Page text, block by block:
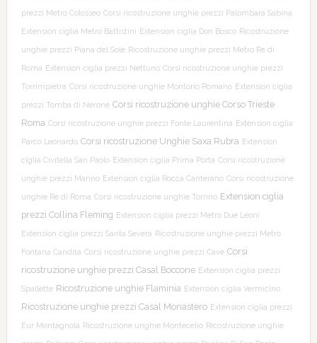
prezzi Metro Colosseo Corsi ricostruzione unghie prezzi Palombara Sabina
Extension ciglia Metro Battistini Extension ciglia Don Bosco Ricostruzione
unghie prezzi Piana del Sole Ricostruzione unghie prezzi Metro Re di
Roma Extension ciglia prezzi Nettuno Corsi ricostruzione unghie prezzi
Torrimpietra Corsi ricostruzione unghie Montorio Romano Extension ciglia
prezzi Tomba di Nerone Corsi ricostruzione unghie Corso Trieste
Roma Corsi ricostruzione unghie prezzi Fonte Laurentina Extension ciglia
Parco Leonardo Corsi ricostruzione Unghie Saxa Rubra Extension
ciglia Civitella San Paolo Extension ciglia Prima Porta Corsi ricostruzione
unghie prezzi Marino Extension ciglia Rocca Canterano Corsi ricostruzione
unghie Re di Roma Corsi ricostruzione unghie Torrino Extension ciglia
prezzi Collina Fleming Extension ciglia prezzi Metro Due Leoni
Extension ciglia prezzi Santa Severa Ricostruzione unghie prezzi Metro
Fontana Candita Corsi ricostruzione unghie prezzi Cave Corsi
ricostruzione unghie prezzi Casal Boccone Extension ciglia prezzi
Spallette Ricostruzione unghie Flaminia Extension ciglia Vermicino
Ricostruzione unghie prezzi Casal Monastero Extension ciglia prezzi
Eur Montagnola Ricostruzione unghie Montecelio Ricostruzione unghie